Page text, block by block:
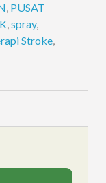
, PUSAT
,spray,
Stroke,